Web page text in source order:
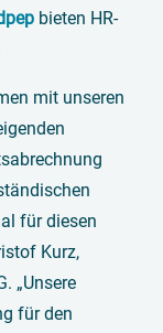
bieten HR-
mit unseren
für diesen
Kurz,
„Unsere
für den